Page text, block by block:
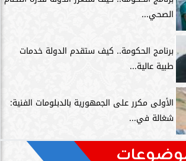
الصحي...
برنامج الحكومة.. كيف ستقدم الدولة خدمات
طبية عالية...
الأولى مكرر على الجمهورية بالدبلومات الفنية:
شغالة في...